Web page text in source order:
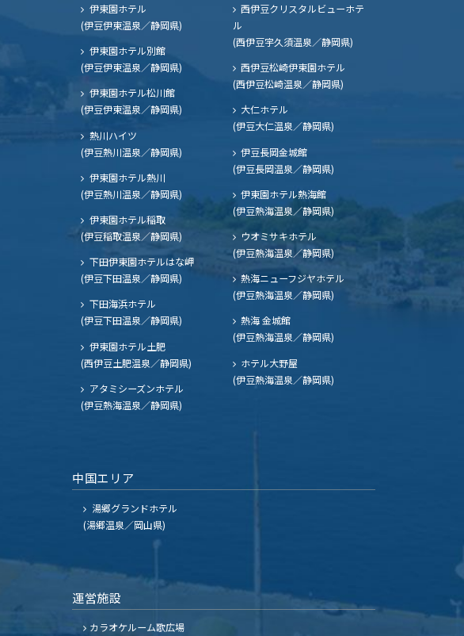
伊東園ホテル
(伊豆伊東温泉／静岡県)
伊東園ホテル別館
(伊豆伊東温泉／静岡県)
伊東園ホテル松川館
(伊豆伊東温泉／静岡県)
熱川ハイツ
(伊豆熱川温泉／静岡県)
伊東園ホテル熱川
(伊豆熱川温泉／静岡県)
伊東園ホテル稲取
(伊豆稲取温泉／静岡県)
下田伊東園ホテルはな岬
(伊豆下田温泉／静岡県)
下田海浜ホテル
(伊豆下田温泉／静岡県)
伊東園ホテル土肥
(西伊豆土肥温泉／静岡県)
西伊豆クリスタルビューホテ
ル
(西伊豆宇久須温泉／静岡県)
西伊豆松崎伊東園ホテル
(西伊豆松崎温泉／静岡県)
大仁ホテル
(伊豆大仁温泉／静岡県)
伊豆長岡金城館
(伊豆長岡温泉／静岡県)
伊東園ホテル熱海館
(伊豆熱海温泉／静岡県)
ウオミサキホテル
(伊豆熱海温泉／静岡県)
熱海ニューフジヤホテル
(伊豆熱海温泉／静岡県)
熱海 金城館
(伊豆熱海温泉／静岡県)
ホテル大野屋
(伊豆熱海温泉／静岡県)
アタミシーズンホテル
(伊豆熱海温泉／静岡県)
中国エリア
湯郷グランドホテル
(湯郷温泉／岡山県)
運営施設
カラオケルーム歌広場